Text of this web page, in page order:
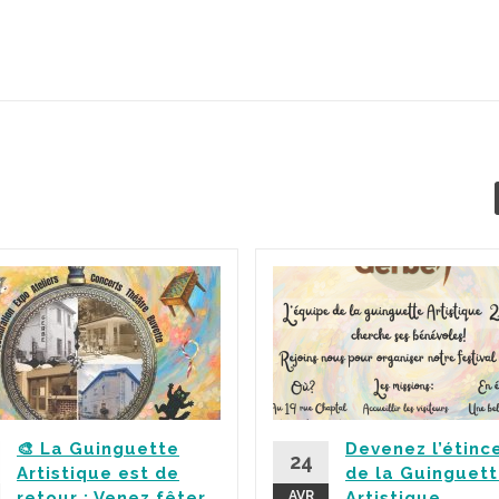
🎨 La Guinguette
Artistique est de
24
AVR
Devenez
de la